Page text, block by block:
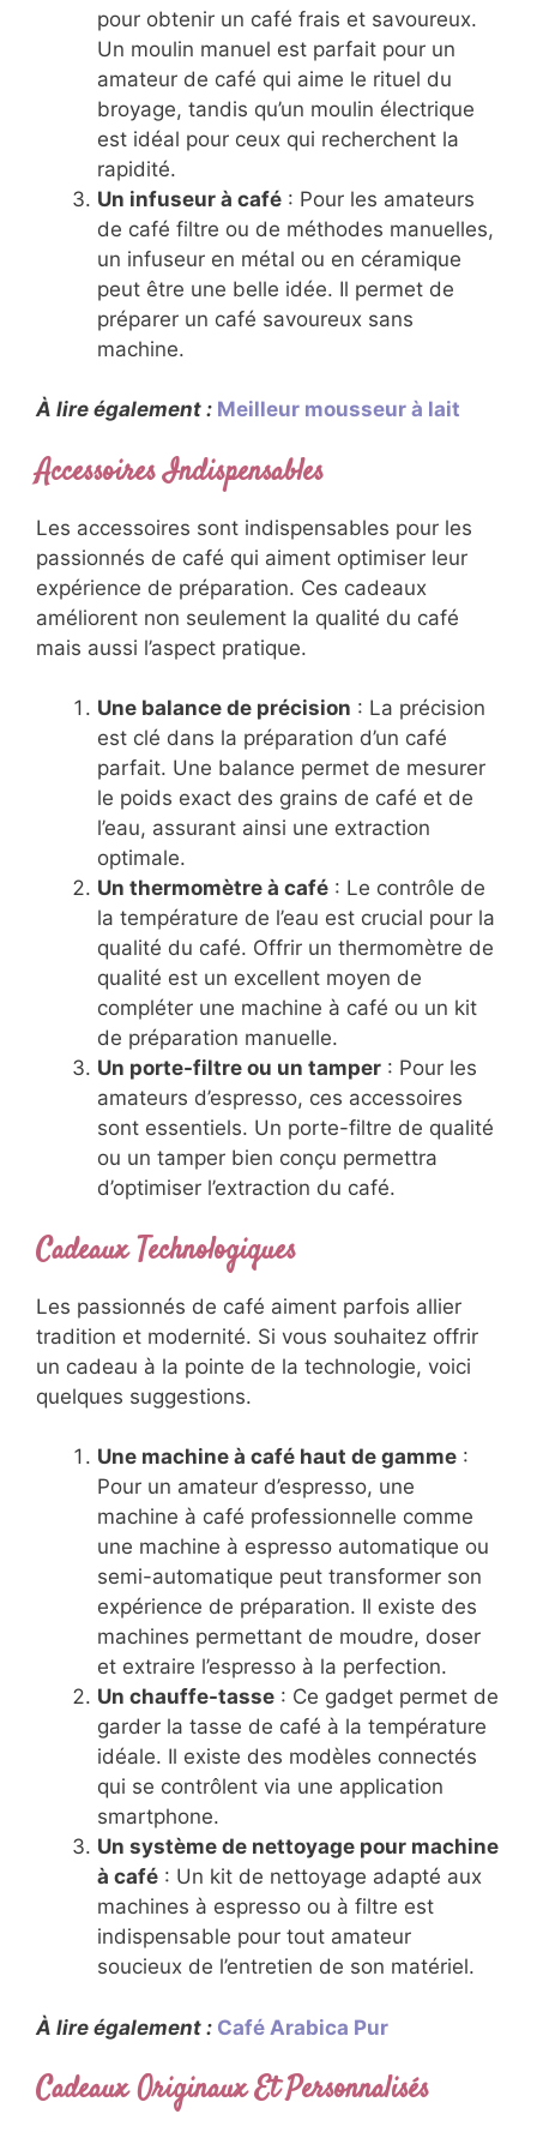
pour obtenir un café frais et savoureux.
Un moulin manuel est parfait pour un
amateur de café qui aime le rituel du
broyage, tandis qu’un moulin électrique
est idéal pour ceux qui recherchent la
rapidité.
Un infuseur à café : Pour les amateurs
de café filtre ou de méthodes manuelles,
un infuseur en métal ou en céramique
peut être une belle idée. Il permet de
préparer un café savoureux sans
machine.
À lire également : Meilleur mousseur à lait
Accessoires Indispensables
Les accessoires sont indispensables pour les
passionnés de café qui aiment optimiser leur
expérience de préparation. Ces cadeaux
améliorent non seulement la qualité du café
mais aussi l’aspect pratique.
Une balance de précision : La précision
est clé dans la préparation d’un café
parfait. Une balance permet de mesurer
le poids exact des grains de café et de
l’eau, assurant ainsi une extraction
optimale.
Un thermomètre à café : Le contrôle de
la température de l’eau est crucial pour la
qualité du café. Offrir un thermomètre de
qualité est un excellent moyen de
compléter une machine à café ou un kit
de préparation manuelle.
Un porte-filtre ou un tamper : Pour les
amateurs d’espresso, ces accessoires
sont essentiels. Un porte-filtre de qualité
ou un tamper bien conçu permettra
d’optimiser l’extraction du café.
Cadeaux Technologiques
Les passionnés de café aiment parfois allier
tradition et modernité. Si vous souhaitez offrir
un cadeau à la pointe de la technologie, voici
quelques suggestions.
Une machine à café haut de gamme :
Pour un amateur d’espresso, une
machine à café professionnelle comme
une machine à espresso automatique ou
semi-automatique peut transformer son
expérience de préparation. Il existe des
machines permettant de moudre, doser
et extraire l’espresso à la perfection.
Un chauffe-tasse : Ce gadget permet de
garder la tasse de café à la température
idéale. Il existe des modèles connectés
qui se contrôlent via une application
smartphone.
Un système de nettoyage pour machine
à café : Un kit de nettoyage adapté aux
machines à espresso ou à filtre est
indispensable pour tout amateur
soucieux de l’entretien de son matériel.
À lire également : Café Arabica Pur
Cadeaux Originaux Et Personnalisés